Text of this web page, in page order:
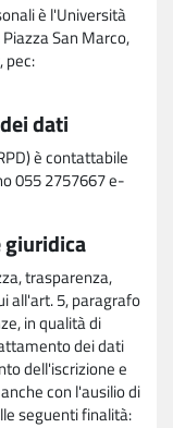
è l'Università
San Marco,
, pec:
dati
è contattabile
055 2757667 e-
giuridica
trasparenza,
all'art. 5, paragrafo
in qualità di
dei dati
dell'iscrizione e
con l'ausilio di
seguenti finalità: